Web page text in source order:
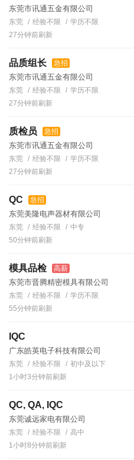
东莞市讯通五金有限公司
东莞 经验不限
学历不限
27分钟前刷新
品质组长 急招
东莞市讯通五金有限公司
东莞 经验不限
学历不限
27分钟前刷新
质检员 急招
东莞市讯通五金有限公司
东莞 经验不限
学历不限
27分钟前刷新
QC 急招
东莞美隆电声器材有限公司
东莞 经验不限
中专
50分钟前刷新
模具品检 高薪
东莞市晋腾精密模具有限公司
东莞 经验不限
学历不限
55分钟前刷新
IQC
广东皓英电子科技有限公司
东莞 经验不限
初中及以下
1小时3分钟前刷新
QC, QA, IQC
东莞诚远家电有限公司
东莞 经验不限
高中
1小时8分钟前刷新